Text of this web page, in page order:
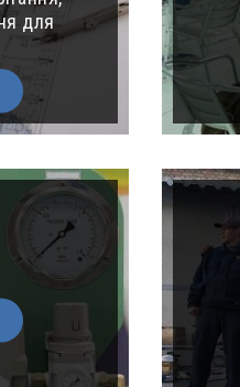
для